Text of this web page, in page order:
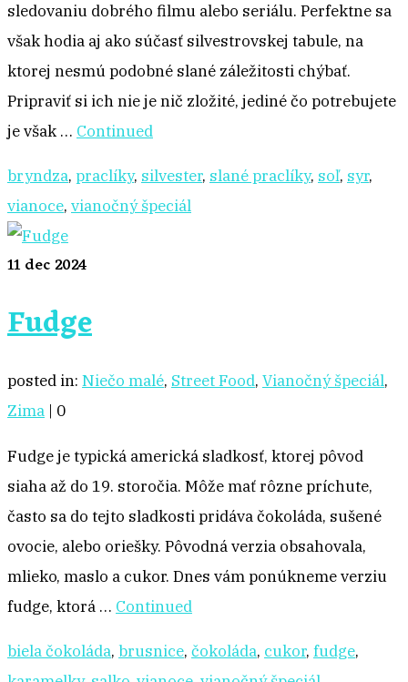
sledovaniu dobrého filmu alebo seriálu. Perfektne sa
však hodia aj ako súčasť silvestrovskej tabule, na
ktorej nesmú podobné slané záležitosti chýbať.
Pripraviť si ich nie je nič zložité, jediné čo potrebujete
je však … Continued
bryndza, praclíky, silvester, slané praclíky, soľ, syr,
vianoce, vianočný špeciál
11 dec 2024
Fudge
posted in: Niečo malé, Street Food, Vianočný špeciál,
Zima | 0
Fudge je typická americká sladkosť, ktorej pôvod
siaha až do 19. storočia. Môže mať rôzne príchute,
často sa do tejto sladkosti pridáva čokoláda, sušené
ovocie, alebo oriešky. Pôvodná verzia obsahovala,
mlieko, maslo a cukor. Dnes vám ponúkneme verziu
fudge, ktorá … Continued
biela čokoláda, brusnice, čokoláda, cukor, fudge,